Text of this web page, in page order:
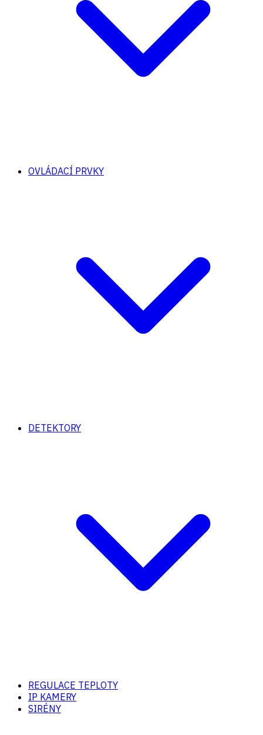
OVLÁDACÍ PRVKY
DETEKTORY
REGULACE TEPLOTY
IP KAMERY
SIRÉNY